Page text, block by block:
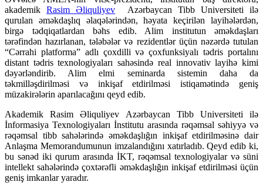
akademikRasim Əliquliyev
Azərbaycan Tibb Universiteti ilə
qurulan əməkdaşlıq əlaqələrindən, həyata keçirilən layihələrdən,
birgə tədqiqatlardan bəhs edib. Alim institutun əməkdaşları
tərəfindən hazırlanan, tələbələr və rezidentlər üçün nəzərdə tutulan
“Cərrahi platforma” adlı çoxdilli və çoxfunksiyalı tədris portalını
distant tədris texnologiyaları sahəsində real innovativ layihə kimi
dəyərləndirib. Alim elmi seminarda sistemin daha da
təkmilləşdirilməsi və inkişaf etdirilməsi istiqamətində geniş
müzakirələrin aparılacağını qeyd edib.
Akademik Rasim Əliquliyev Azərbaycan Tibb Universiteti ilə
İnformasiya Texnologiyaları İnstitutu arasında rəqəmsal səhiyyə və
rəqəmsal tibb sahələrində əməkdaşlığın inkişaf etdirilməsinə dair
Anlaşma Memorandumunun imzalandığını xatırladıb. Qeyd edib ki,
bu sənəd iki qurum arasında İKT, rəqəmsal texnologiyalar və süni
intellekt sahələrində çoxtərəfli əməkdaşlığın inkişaf etdirilməsi üçün
geniş imkanlar yaradır.